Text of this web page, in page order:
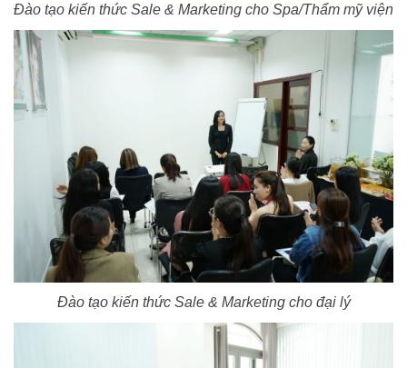
Đào tạo kiến thức Sale & Marketing cho Spa/Thẩm mỹ viện
Đào tạo kiến thức Sale & Marketing cho đại lý